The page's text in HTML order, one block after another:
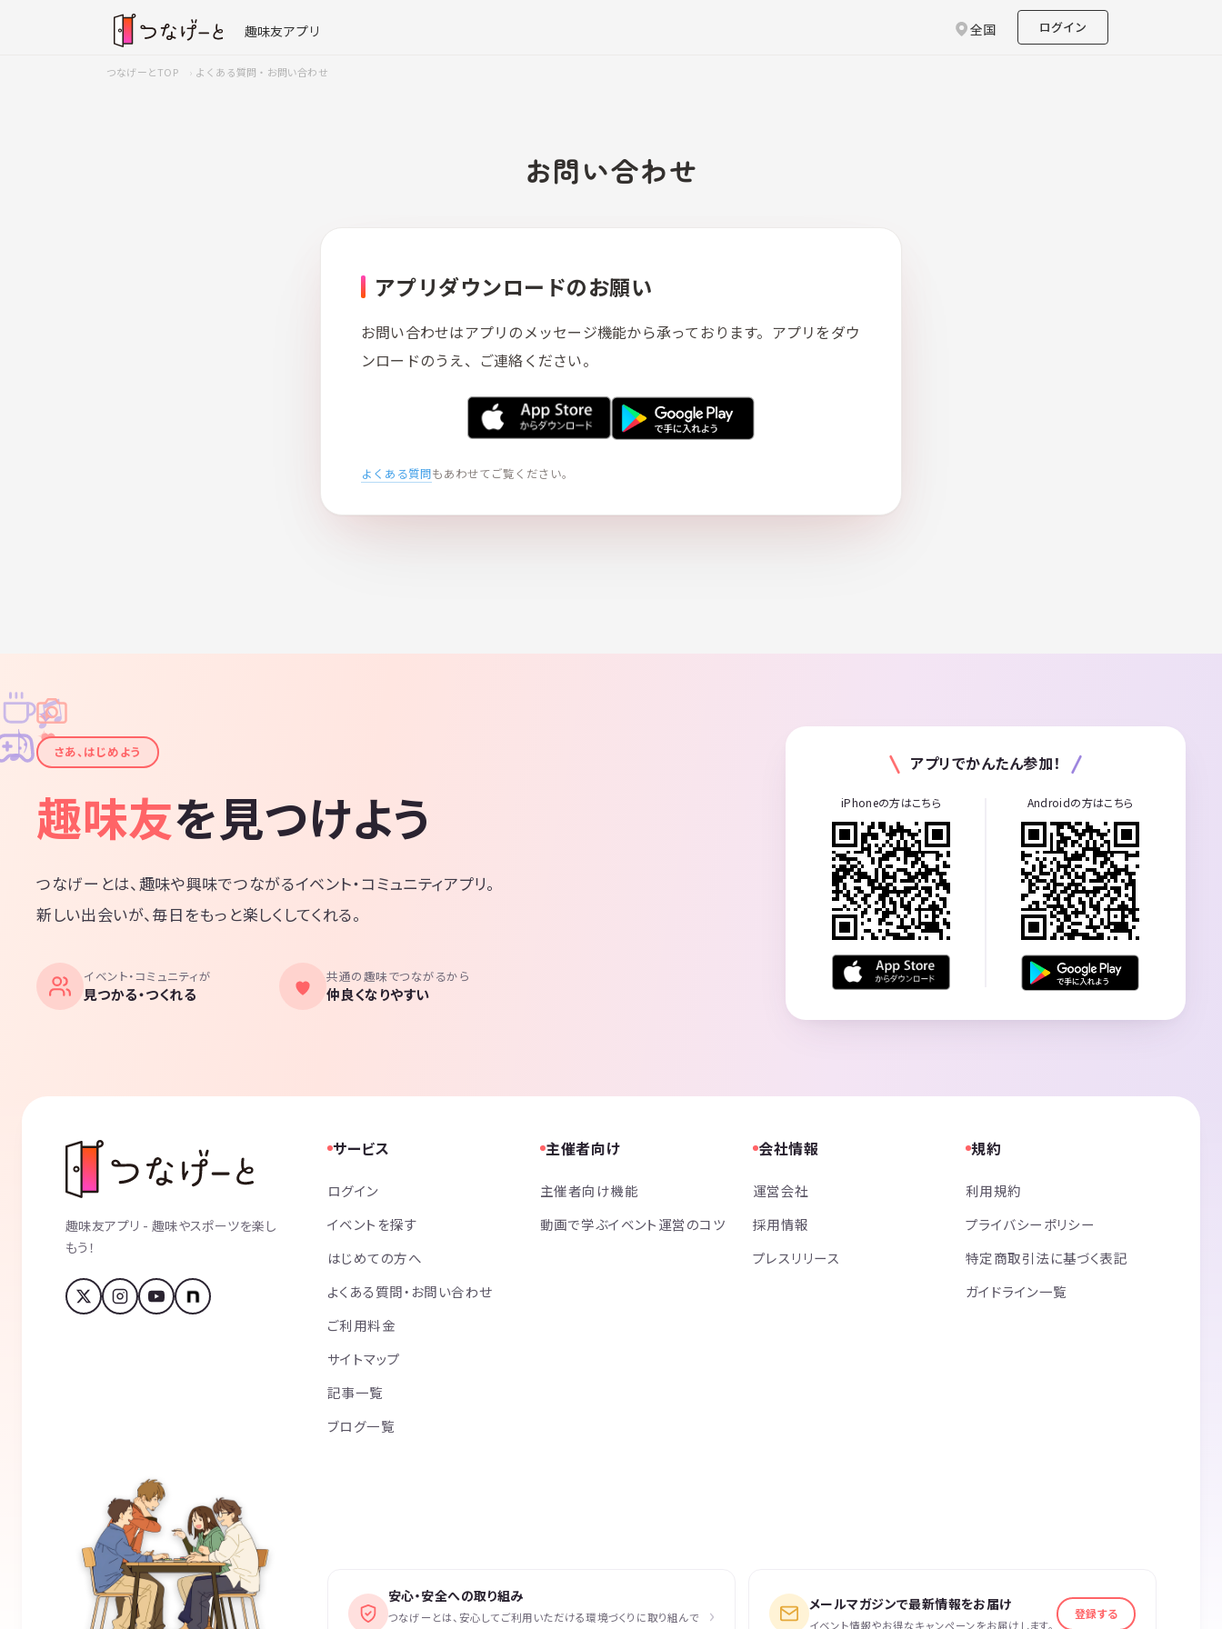
趣味友アプリ 全国 ログイン
つなげーとTOP よくある質問・お問い合わせ
お問い合わせ
アプリダウンロードのお願い
お問い合わせはアプリのメッセージ機能から承っております。アプリをダウ
ンロードのうえ、ご連絡ください。
よくある質問もあわせてご覧ください。
✦
✦
✧
✧
♪
♫
さあ、はじめよう
趣味友を見つけよう
つなげーとは、趣味や興味でつながるイベント・コミュニティアプリ。
新しい出会いが、毎日をもっと楽しくしてくれる。
イベント・コミュニティが
見つかる・つくれる
共通の趣味でつながるから
仲良くなりやすい
アプリでかんたん参加！
iPhoneの方はこちら Androidの方はこちら
趣味友アプリ - 趣味やスポーツを楽し
もう！
サービス
ログイン
イベントを探す
はじめての方へ
よくある質問・お問い合わせ
ご利用料金
サイトマップ
記事一覧
ブログ一覧
主催者向け
主催者向け機能
動画で学ぶイベント運営のコツ
会社情報
運営会社
採用情報
プレスリリース
規約
利用規約
プライバシーポリシー
特定商取引法に基づく表記
ガイドライン一覧
安心・安全への取り組み
つなげーとは、安心してご利用いただける環境づくりに取り組んで
› メールマガジンで最新情報をお届け
イベント情報やお得なキャンペーンをお届けします。
登録する